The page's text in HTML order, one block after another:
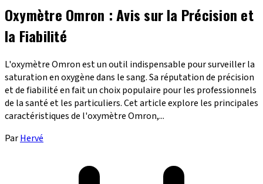
Oxymètre Omron : Avis sur la Précision et
la Fiabilité
L'oxymètre Omron est un outil indispensable pour surveiller la
saturation en oxygène dans le sang. Sa réputation de précision
et de fiabilité en fait un choix populaire pour les professionnels
de la santé et les particuliers. Cet article explore les principales
caractéristiques de l'oxymètre Omron,...
ParHervé